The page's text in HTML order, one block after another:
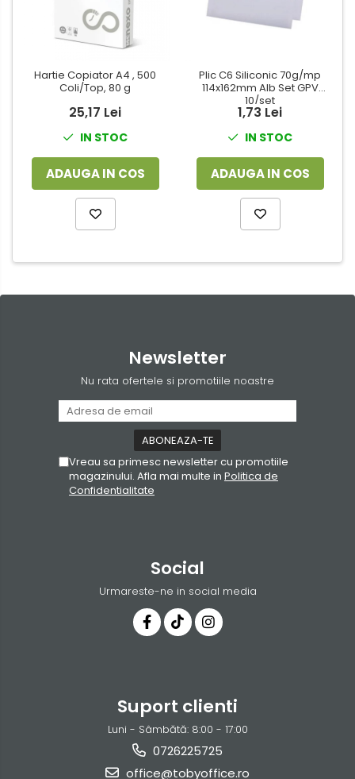
Hartie Copiator A4 , 500
Coli/Top, 80 g
25,17 Lei
IN STOC
ADAUGA IN COS
Plic C6 Siliconic 70g/mp
114x162mm Alb Set GPV
10/set
1,73 Lei
IN STOC
ADAUGA IN COS
Newsletter
Nu rata ofertele si promotiile noastre
Vreau sa primesc newsletter cu promotiile
magazinului. Afla mai multe in Politica de
Confidentialitate
Social
Urmareste-ne in social media
Suport clienti
Luni - Sâmbătă: 8:00 - 17:00
0726225725
office@tobyoffice.ro